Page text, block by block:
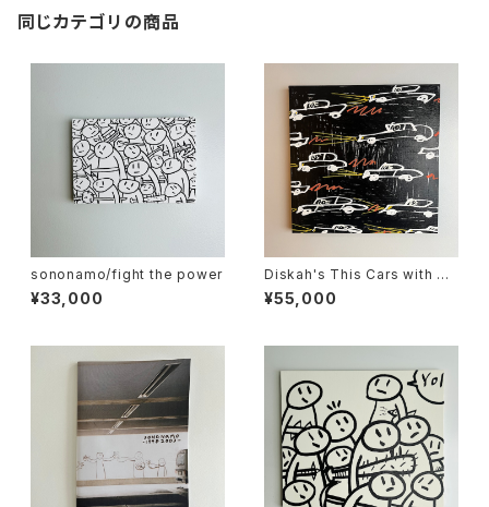
同じカテゴリの商品
sononamo/fight the power
¥33,000
Diskah's This Cars with So
nonamo
¥55,000